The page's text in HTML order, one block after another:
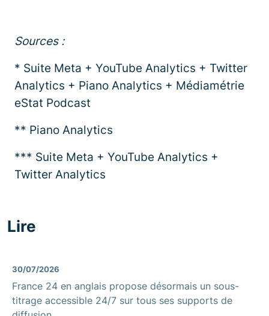
Sources :
* Suite Meta + YouTube Analytics + Twitter
Analytics + Piano Analytics + Médiamétrie
eStat Podcast
** Piano Analytics
*** Suite Meta + YouTube Analytics +
Twitter Analytics
Lire
30/07/2026
France 24 en anglais propose désormais un sous-
titrage accessible 24/7 sur tous ses supports de